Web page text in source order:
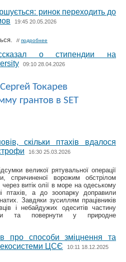
ринок переходить до
19:45 20.05.2026
// подробнее
о стипендии на
09:10 28.04.2026
Токарев
грантов в SET
скільки птахів вдалося
16:30 25.03.2026
великої рятувальної операції
спричиненої ворожим обстрілом
через витік олії в море на одеському
птахів, а до зоопарку доправили
Завдяки зусиллям працівників
і небайдужих одеситів частину
та повернути у природне
про способи зміцнення та
ЦСЄ
10:11 18.12.2025